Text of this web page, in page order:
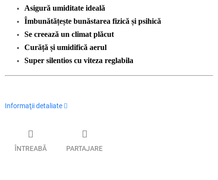
Asigură umiditate ideală
Îmbunătățește bunăstarea fizică și psihică
Se creează un climat plăcut
Curăță și umidifică aerul
Super silentios cu viteza reglabila
Informaţii detaliate
ÎNTREABĂ PARTAJARE